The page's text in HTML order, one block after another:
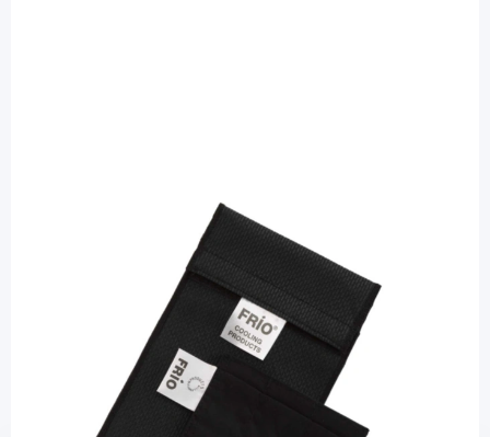
FRIO Pumpen Tasche Farbe Schwarz -
Kühltasche für Insulinpumpe / 1 Stück
PZN: 03393282 / Diashop.de Kat.-Nr.110522
Lieferzeit 3-7 Werktage
Mehr über das Produkt